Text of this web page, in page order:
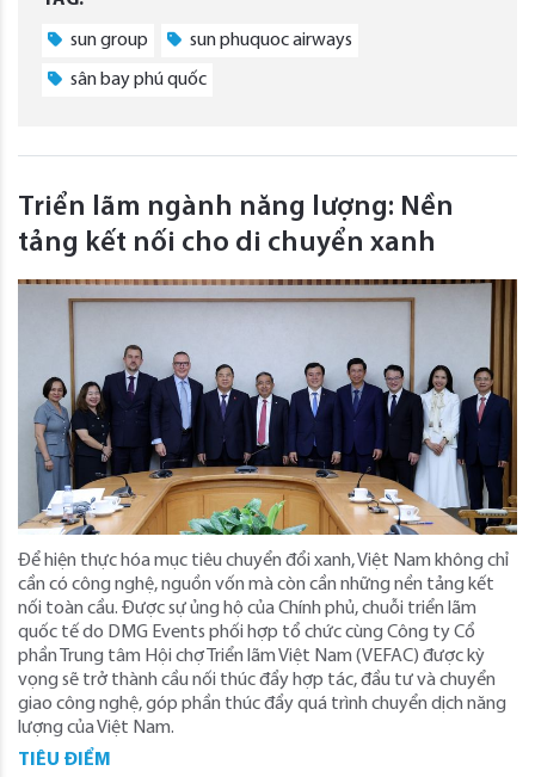
sun group sun phuquoc airways
sân bay phú quốc
Triển lãm ngành năng lượng: Nền
tảng kết nối cho di chuyển xanh
Để hiện thực hóa mục tiêu chuyển đổi xanh, Việt Nam không chỉ
cần có công nghệ, nguồn vốn mà còn cần những nền tảng kết
nối toàn cầu. Được sự ủng hộ của Chính phủ, chuỗi triển lãm
quốc tế do DMG Events phối hợp tổ chức cùng Công ty Cổ
phần Trung tâm Hội chợ Triển lãm Việt Nam (VEFAC) được kỳ
vọng sẽ trở thành cầu nối thúc đẩy hợp tác, đầu tư và chuyển
giao công nghệ, góp phần thúc đẩy quá trình chuyển dịch năng
lượng của Việt Nam.
TIÊU ĐIỂM